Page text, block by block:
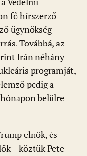
Védelmi
fő hírszerző
ügynökség
Továbbá, az
Irán néhány
programját,
pedig a
belülre
elnök, és
– köztük Pete